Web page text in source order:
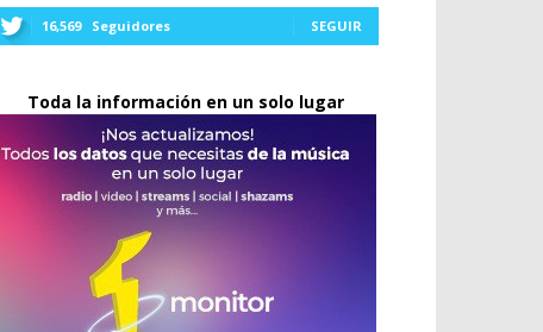
16,569 Seguidores SEGUIR
Toda la información en un solo lugar